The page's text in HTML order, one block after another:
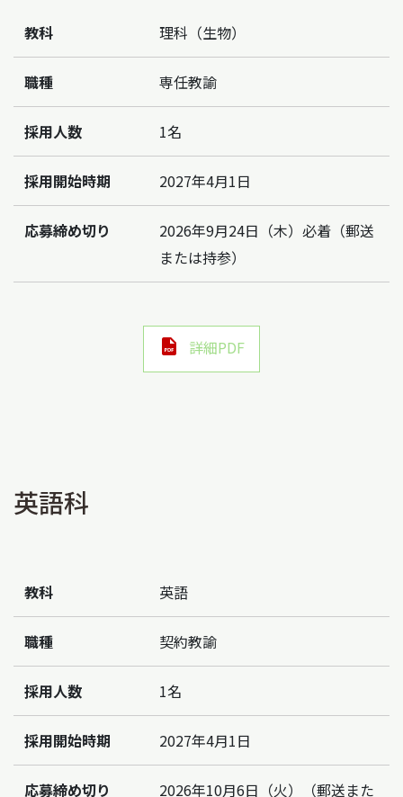
教科 理科（生物）
職種 専任教諭
採用人数 1名
採用開始時期 2027年4月1日
応募締め切り
2026年9月24日（木）必着（郵送
または持参）
詳細PDF
英語科
教科 英語
職種 契約教諭
採用人数 1名
採用開始時期 2027年4月1日
応募締め切り 2026年10月6日（火）（郵送また